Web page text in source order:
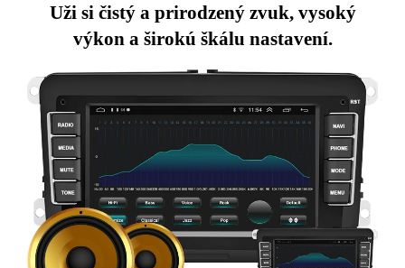
Uži si čistý a prirodzený zvuk, vysoký
výkon a širokú škálu nastavení.